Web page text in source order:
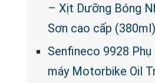
– Xịt Dưỡng Bóng
Sơn cao cấp (380ml)
Senfineco 9928
máy Motorbike Oil